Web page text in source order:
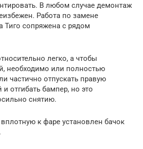
В любом случае демонтаж
Работа по замене
Тиго сопряжена с рядом
легко, а чтобы
необходимо или полностью
частично отпускать правую
отгибать бампер, но это
снятию.
к фаре установлен бачок